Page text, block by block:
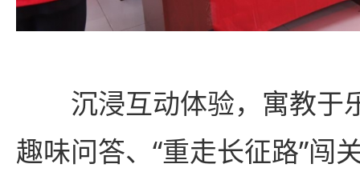
沉浸互动体验，寓教于
趣味问答、“重走长征路”闯